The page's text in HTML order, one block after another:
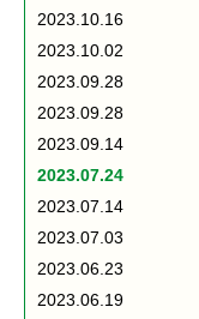
2023.10.16
2023.10.02
2023.09.28
2023.09.28
2023.09.14
2023.07.24
2023.07.14
2023.07.03
2023.06.23
2023.06.19